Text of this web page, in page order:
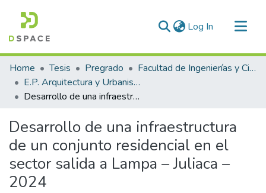
Log In (current)
Communities & Collections
All of DSpace
Statistics
Home Tesis Pregrado
Facultad de Ingenierías y Ciencias Puras
E.P. Arquitectura y Urbanismo
Desarrollo de una infraestructura de un conjunto residencial en el sector salida a Lampa – Juliaca – 2024
Desarrollo de una infraestructura
de un conjunto residencial en el
sector salida a Lampa – Juliaca –
2024